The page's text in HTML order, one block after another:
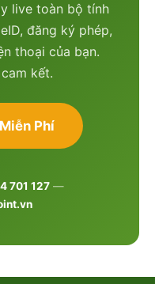
live toàn bộ tính
đăng ký phép,
thoại của bạn.
kết.
Phí
701 127—